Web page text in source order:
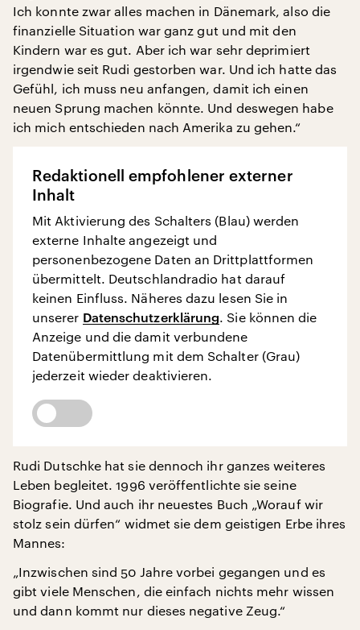
Ich konnte zwar alles machen in Dänemark, also die
finanzielle Situation war ganz gut und mit den
Kindern war es gut. Aber ich war sehr deprimiert
irgendwie seit Rudi gestorben war. Und ich hatte das
Gefühl, ich muss neu anfangen, damit ich einen
neuen Sprung machen könnte. Und deswegen habe
ich mich entschieden nach Amerika zu gehen.“
Redaktionell empfohlener externer
Inhalt
Mit Aktivierung des Schalters (Blau) werden
externe Inhalte angezeigt und
personenbezogene Daten an Drittplattformen
übermittelt. Deutschlandradio hat darauf
keinen Einfluss. Näheres dazu lesen Sie in
unserer Datenschutzerklärung. Sie können die
Anzeige und die damit verbundene
Datenübermittlung mit dem Schalter (Grau)
jederzeit wieder deaktivieren.
Rudi Dutschke hat sie dennoch ihr ganzes weiteres
Leben begleitet. 1996 veröffentlichte sie seine
Biografie. Und auch ihr neuestes Buch „Worauf wir
stolz sein dürfen“ widmet sie dem geistigen Erbe ihres
Mannes:
„Inzwischen sind 50 Jahre vorbei gegangen und es
gibt viele Menschen, die einfach nichts mehr wissen
und dann kommt nur dieses negative Zeug.“